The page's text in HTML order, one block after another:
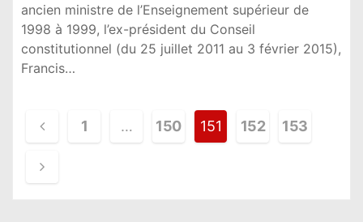
ancien ministre de l’Enseignement supérieur de
1998 à 1999, l’ex-président du Conseil
constitutionnel (du 25 juillet 2011 au 3 février 2015),
Francis…
v
1 … 150 151 152 153